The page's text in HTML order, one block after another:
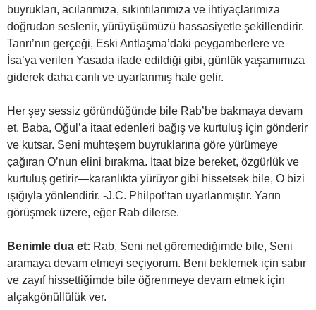
buyrukları, acılarımıza, sıkıntılarımıza ve ihtiyaçlarımıza
doğrudan seslenir, yürüyüşümüzü hassasiyetle şekillendirir.
Tanrı’nın gerçeği, Eski Antlaşma’daki peygamberlere ve
İsa’ya verilen Yasada ifade edildiği gibi, günlük yaşamımıza
giderek daha canlı ve uyarlanmış hale gelir.
Her şey sessiz göründüğünde bile Rab’be bakmaya devam
et. Baba, Oğul’a itaat edenleri bağış ve kurtuluş için gönderir
ve kutsar. Seni muhteşem buyruklarına göre yürümeye
çağıran O’nun elini bırakma. İtaat bize bereket, özgürlük ve
kurtuluş getirir—karanlıkta yürüyor gibi hissetsek bile, O bizi
ışığıyla yönlendirir. -J.C. Philpot’tan uyarlanmıştır. Yarın
görüşmek üzere, eğer Rab dilerse.
Benimle dua et: Rab, Seni net göremediğimde bile, Seni
aramaya devam etmeyi seçiyorum. Beni beklemek için sabır
ve zayıf hissettiğimde bile öğrenmeye devam etmek için
alçakgönüllülük ver.